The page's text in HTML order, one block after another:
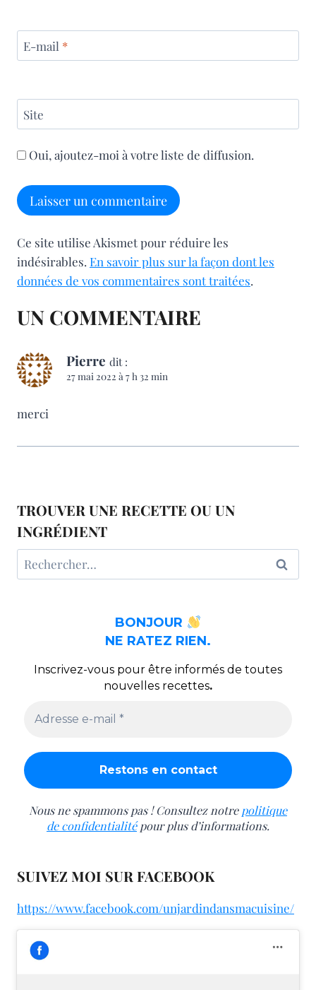
E-mail *
Site
Oui, ajoutez-moi à votre liste de diffusion.
Ce site utilise Akismet pour réduire les
indésirables. En savoir plus sur la façon dont les
données de vos commentaires sont traitées.
UN COMMENTAIRE
Pierre dit :
27 mai 2022 à 7 h 32 min
merci
TROUVER UNE RECETTE OU UN
INGRÉDIENT
Rechercher :
BONJOUR
NE RATEZ RIEN.
Inscrivez-vous pour être informés de toutes
nouvelles recettes.
Nous ne spammons pas ! Consultez notre politique
de confidentialitépour plus d’informations.
SUIVEZ MOI SUR FACEBOOK
https://www.facebook.com/unjardindansmacuisine/